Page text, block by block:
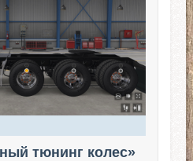
тюнинг колес»